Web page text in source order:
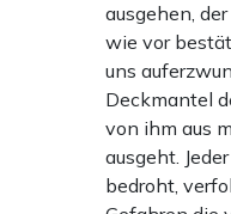
ausgehen,
wie vor
uns
Deckmantel
von ihm aus
ausgeht.
bedroht,